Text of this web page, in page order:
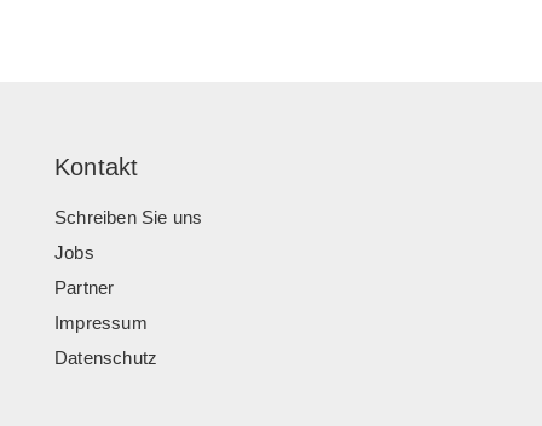
Kontakt
Schreiben Sie uns
Jobs
Partner
Impressum
Datenschutz